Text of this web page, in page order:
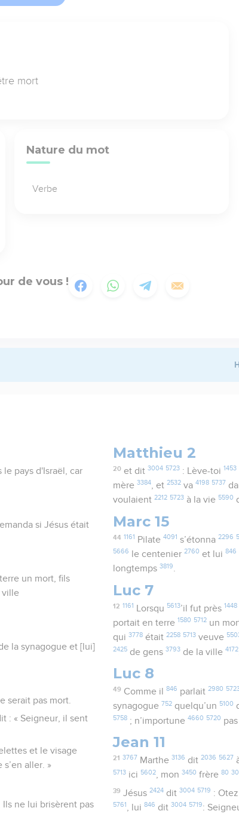
mort
Nature du mot
Verbe
de vous !
pays d'Israël, car
si Jésus était
un mort, fils
ville
la synagogue et [lui]
serait pas mort.
: « Seigneur, il sent
et le visage
aller. »
ne lui brisèrent pas
Matthieu 2
20 et dit 3004 5723: Lève-toi 1453
mère3384, et2532 va4198 5737
voulaient2212 5723 à la vie 5590
Marc 15
44 1161 Pilate 4091 s’étonna 2296
5666 le centenier2760 et lui846
longtemps3819.
Luc 7
12 1161 Lorsqu 5613’il fut près 1448
portait en terre 1580 5712 un
qui3778 était2258 5713 veuve
2425 de gens3793 de la ville4172
Luc 8
49 Comme il 846 parlait 2980
synagogue 752 quelqu’un 5100
5758 ; n’importune4660 5720
Jean 11
21 3767 Marthe 3136 dit 2036 5627
5713 ici 5602, mon3450 frère80
39 Jésus 2424dit 3004 5719 : Otez
5761 , lui846 dit3004 5719: